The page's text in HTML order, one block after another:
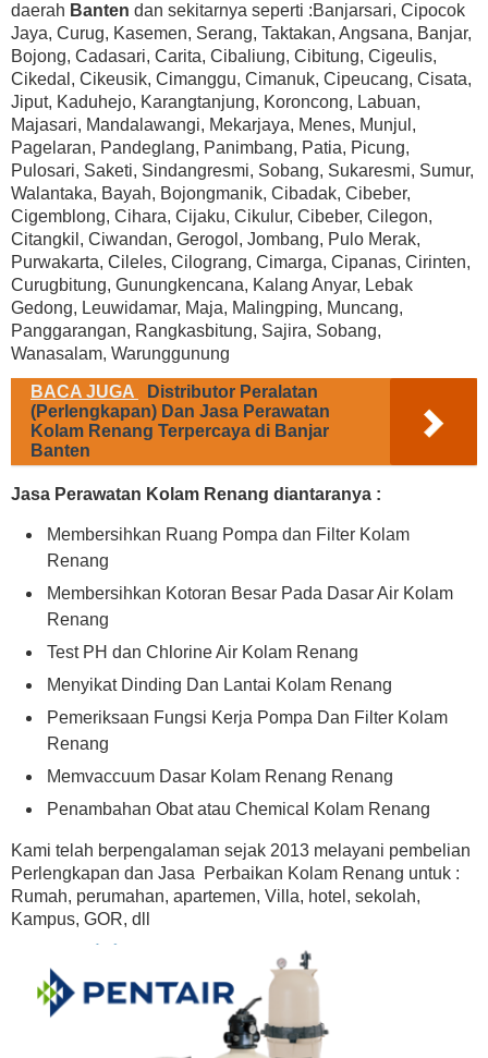
daerah Banten dan sekitarnya seperti :Banjarsari, Cipocok
Jaya, Curug, Kasemen, Serang, Taktakan, Angsana, Banjar,
Bojong, Cadasari, Carita, Cibaliung, Cibitung, Cigeulis,
Cikedal, Cikeusik, Cimanggu, Cimanuk, Cipeucang, Cisata,
Jiput, Kaduhejo, Karangtanjung, Koroncong, Labuan,
Majasari, Mandalawangi, Mekarjaya, Menes, Munjul,
Pagelaran, Pandeglang, Panimbang, Patia, Picung,
Pulosari, Saketi, Sindangresmi, Sobang, Sukaresmi, Sumur,
Walantaka, Bayah, Bojongmanik, Cibadak, Cibeber,
Cigemblong, Cihara, Cijaku, Cikulur, Cibeber, Cilegon,
Citangkil, Ciwandan, Gerogol, Jombang, Pulo Merak,
Purwakarta, Cileles, Cilograng, Cimarga, Cipanas, Cirinten,
Curugbitung, Gunungkencana, Kalang Anyar, Lebak
Gedong, Leuwidamar, Maja, Malingping, Muncang,
Panggarangan, Rangkasbitung, Sajira, Sobang,
Wanasalam, Warunggunung
BACA JUGA
Distributor Peralatan
(Perlengkapan) Dan Jasa Perawatan
Kolam Renang Terpercaya di Banjar
Banten
Jasa Perawatan Kolam Renang diantaranya :
Membersihkan Ruang Pompa dan Filter Kolam
Renang
Membersihkan Kotoran Besar Pada Dasar Air Kolam
Renang
Test PH dan Chlorine Air Kolam Renang
Menyikat Dinding Dan Lantai Kolam Renang
Pemeriksaan Fungsi Kerja Pompa Dan Filter Kolam
Renang
Memvaccuum Dasar Kolam Renang Renang
Penambahan Obat atau Chemical Kolam Renang
Kami telah berpengalaman sejak 2013 melayani pembelian
Perlengkapan dan Jasa Perbaikan Kolam Renang untuk :
Rumah, perumahan, apartemen, Villa, hotel, sekolah,
Kampus, GOR, dll